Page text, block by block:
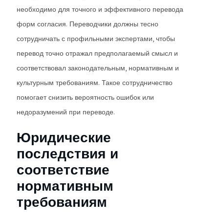
необходимо для точного и эффективного перевода
форм согласия. Переводчики должны тесно
сотрудничать с профильными экспертами, чтобы
перевод точно отражал предполагаемый смысл и
соответствовал законодательным, нормативным и
культурным требованиям. Такое сотрудничество
помогает снизить вероятность ошибок или
недоразумений при переводе.
Юридические
последствия и
соответствие
нормативным
требованиям